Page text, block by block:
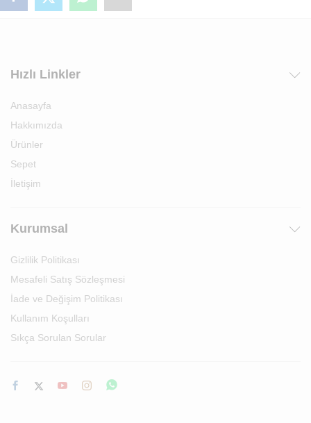
Hızlı Linkler
Anasayfa
Hakkımızda
Ürünler
Sepet
İletişim
Kurumsal
Gizlilik Politikası
Mesafeli Satış Sözleşmesi
İade ve Değişim Politikası
Kullanım Koşulları
Sıkça Sorulan Sorular